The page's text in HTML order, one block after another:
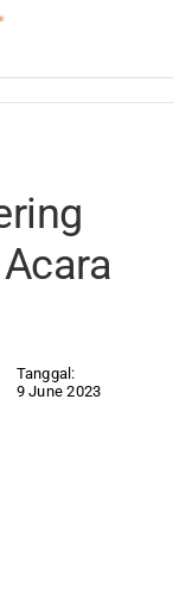
Tanggal:
9 June 2023